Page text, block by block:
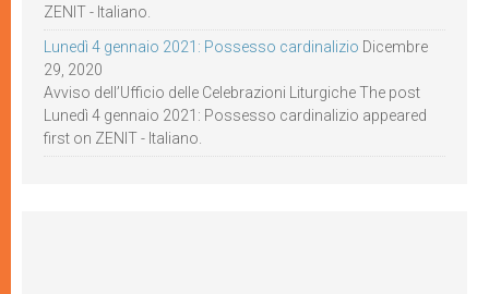
ZENIT - Italiano.
Lunedì 4 gennaio 2021: Possesso cardinalizio Dicembre
29, 2020
Avviso dell’Ufficio delle Celebrazioni Liturgiche The post
Lunedì 4 gennaio 2021: Possesso cardinalizio appeared
first on ZENIT - Italiano.